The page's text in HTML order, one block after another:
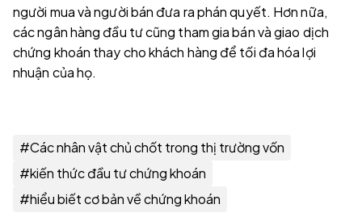
người mua và người bán đưa ra phán quyết. Hơn nữa,
các ngân hàng đầu tư cũng tham gia bán và giao dịch
chứng khoán thay cho khách hàng để tối đa hóa lợi
nhuận của họ.
#Các nhân vật chủ chốt trong thị trường vốn
#kiến thức đầu tư chứng khoán
#hiểu biết cơ bản về chứng khoán